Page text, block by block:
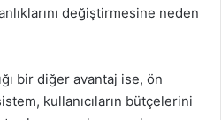
değiştirmesine neden
bir diğer avantaj ise, ön
kullanıcıların bütçelerini